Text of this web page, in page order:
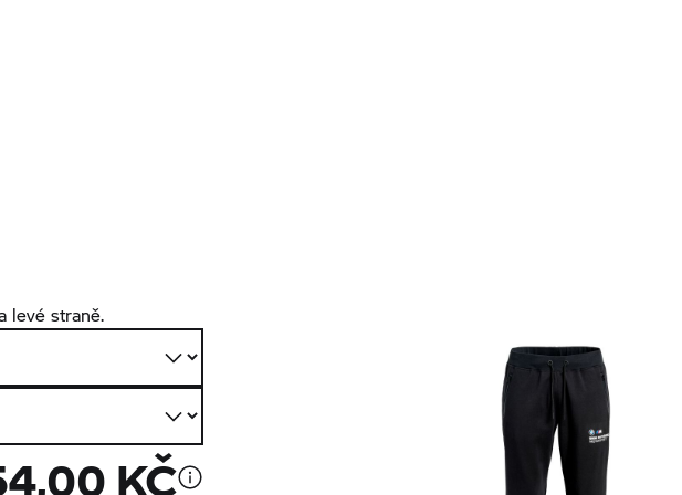
levé straně.
KČ